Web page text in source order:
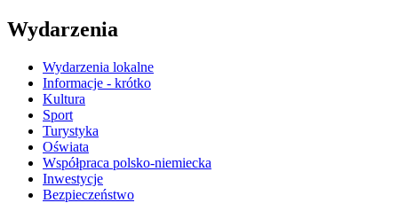
Wydarzenia
Wydarzenia lokalne
Informacje - krótko
Kultura
Sport
Turystyka
Oświata
Współpraca polsko-niemiecka
Inwestycje
Bezpieczeństwo